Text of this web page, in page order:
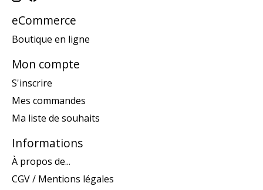
eCommerce
Boutique en ligne
Mon compte
S'inscrire
Mes commandes
Ma liste de souhaits
Informations
À propos de...
CGV / Mentions légales